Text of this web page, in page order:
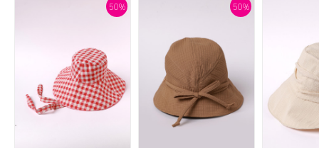
50% 50%